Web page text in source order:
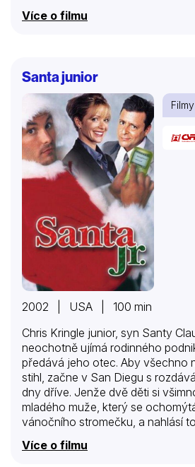
ponejvíc typizované figurky od
divadelní vsuvky. Ve své době – v
vydáván za příklad konstruktivní
ceněn za novátorsky pojednané
Více o filmu
Santa junior
Filmy
2002 | USA | 100 min
Chris Kringle junior, syn Santy
neochotně ujímá rodinného
předává jeho otec. Aby všechno
stihl, začne v San Diegu s
dny dříve. Jenže dvě děti si
mladého muže, který se
vánočního stromečku, a nahlásí
Chrise splete s notoricky známým
který se převléká do Santova
Více o filmu